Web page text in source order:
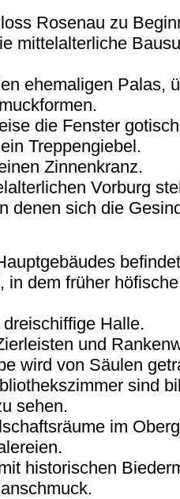
Rosenau zu
mittelalterliche
ehemaligen Palas,
die Fenster
Treppengiebel.
Zinnenkranz.
Vorburg
denen sich die
in dem früher
Halle.
und
wird von Säulen
sind
sehen.
im
historischen